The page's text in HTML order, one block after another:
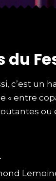
du Fe
c’est un
« entre
ou